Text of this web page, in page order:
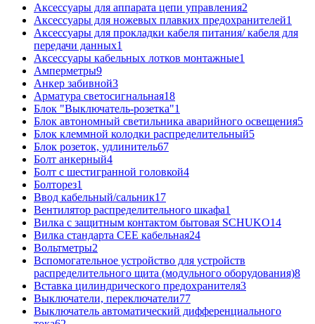
Аксессуары для аппарата цепи управления2
Аксессуары для ножевых плавких предохранителей1
Аксессуары для прокладки кабеля питания/ кабеля для
передачи данных1
Аксессуары кабельных лотков монтажные1
Амперметры9
Анкер забивной3
Арматура светосигнальная18
Блок "Выключатель-розетка"1
Блок автономный светильника аварийного освещения5
Блок клеммной колодки распределительный5
Блок розеток, удлинитель67
Болт анкерный4
Болт с шестигранной головкой4
Болторез1
Ввод кабельный/сальник17
Вентилятор распределительного шкафа1
Вилка с защитным контактом бытовая SCHUKO14
Вилка стандарта CEE кабельная24
Вольтметры2
Вспомогательное устройство для устройств
распределительного щита (модульного оборудования)8
Вставка цилиндрического предохранителя3
Выключатели, переключатели77
Выключатель автоматический дифференциального